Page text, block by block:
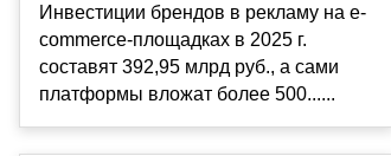
Инвестиции брендов в рекламу на e-
commerce-площадках в 2025 г.
составят 392,95 млрд руб., а сами
платформы вложат более 500......